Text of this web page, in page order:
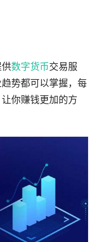
数字货币交易服
势都可以掌握，每
你赚钱更加的方